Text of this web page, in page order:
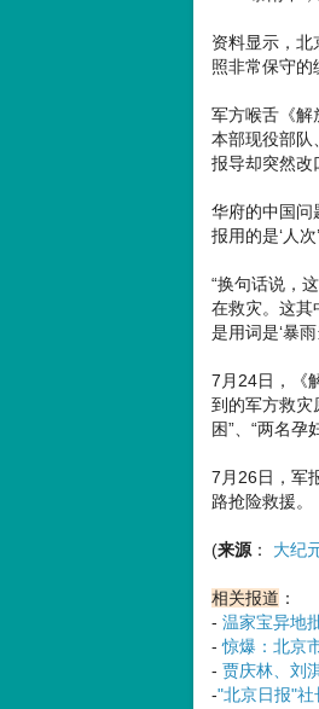
资料显示，
照非常保守的
军方喉舌《解
本部现役部
报导却突然改
华府的中国问
报用的是‘人
“换句话说，
在救灾。这其
是用词是‘暴
7月24日，《
到的军方救灾
困”、“两名孕
7月26日，军
路抢险救援。
(来源 ： 大纪
相关报道 ：
- 温家宝异地
-惊爆：北京
- 贾庆林、刘
-"北京日报"